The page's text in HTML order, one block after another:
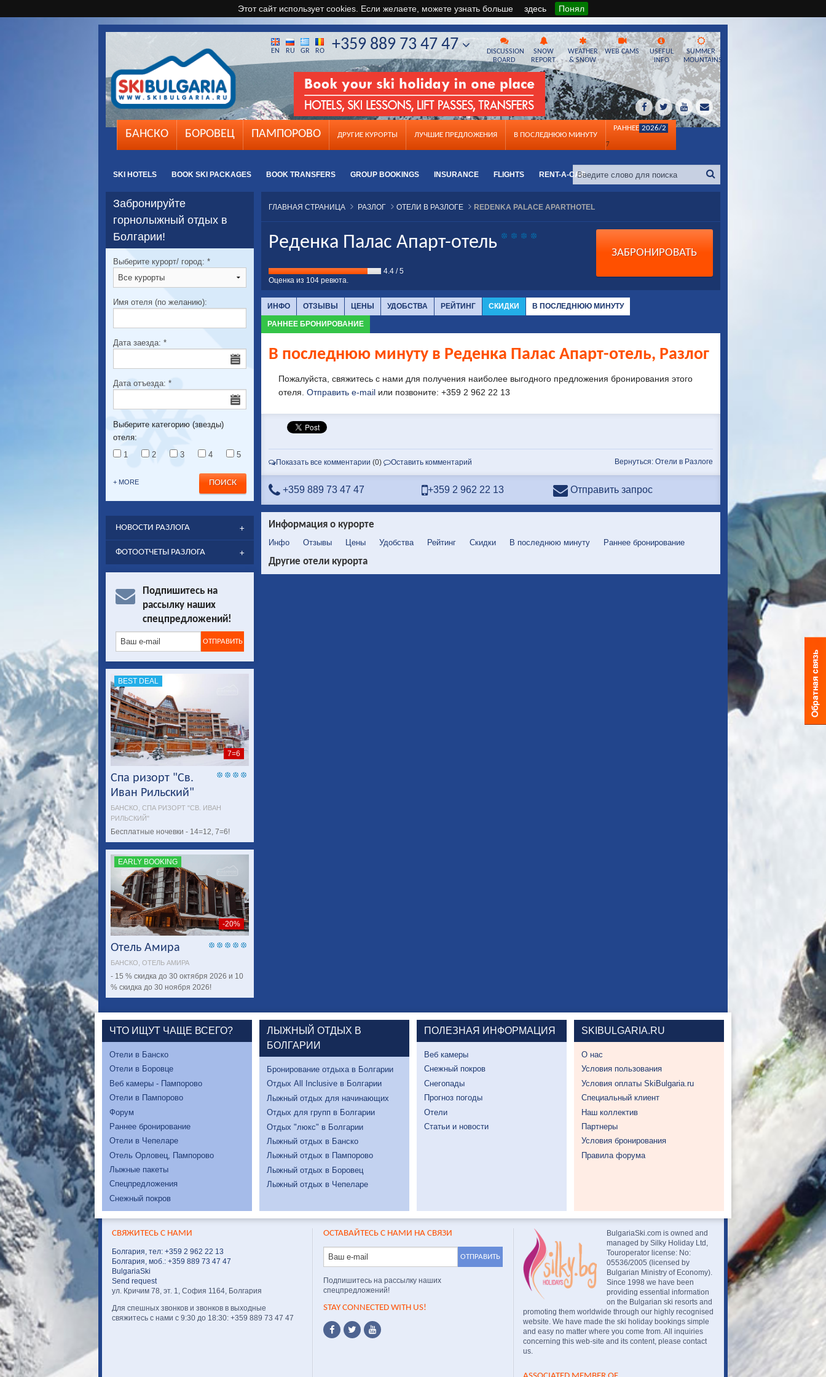
Этот сайт использует cookies. Если желаете, можете узнать больше здесь Понял
БАНСКО БОРОВЕЦ ПАМПОРОВО ДРУГИЕ КУРОРТЫ ЛУЧШИЕ ПРЕДЛОЖЕНИЯ B ПОСЛЕДНЮЮ МИНУТУ
РАННЕЕ 2026/2
7
SKI HOTELS BOOK SKI PACKAGES BOOK TRANSFERS GROUP BOOKINGS INSURANCE FLIGHTS RENT-A-CAR
DISCUSSION
BOARD
SNOW
REPORT
WEATHER
& SNOW
WEB CAMS
USEFUL
INFO
SUMMER
MOUNTAINS
EN RU GR RO +359 889 73 47 47
ГЛАВНАЯ СТРАНИЦА РАЗЛОГ ОТЕЛИ В РАЗЛОГЕ REDENKA PALACE APARTHOTEL
ЗАБРОНИРОВАТЬ
Реденка Палас Апарт-отель
4.4 / 5
Оценка из 104 ревюта.
ИНФО ОТЗЫВЫ ЦЕНЫ УДОБСТВА РЕЙТИНГ СКИДКИ В ПОСЛЕДНЮЮ МИНУТУ
РАННЕЕ БРОНИРОВАНИЕ
В последнюю минуту в Реденка Палас Апарт-отель, Разлог
Пожалуйста, свяжитесь с нами для получения наиболее выгодного предложения бронирования этого
отеля. Отправить e-mail или позвоните: +359 2 962 22 13
Вернуться: Отели в Разлоге
Показать все комментарии (0) Оставить комментарий
+359 889 73 47 47 +359 2 962 22 13 Отправить запрос
Информация о курорте
Инфо Отзывы Цены Удобства Рейтинг Скидки В последнюю минуту Раннее бронирование
Другие отели курорта
Забронируйте
горнолыжный отдых в
Болгарии!
Выберите курорт/ город: *
Имя отеля (по желанию):
Дата заезда: *
Дата отъезда: *
Выберите категорию (звезды)
отеля:
1
2 3 4 5
+ MORE
НОВОСТИ РАЗЛОГА
ФОТООТЧЕТЫ РАЗЛОГА
Подпишитесь на
рассылку наших
спецпредложений!
BEST DEAL
7=6
Спа ризорт "Св.
Иван Рильский"
БАНСКО, СПА РИЗОРТ "СВ. ИВАН
РИЛЬСКИЙ"
Бесплатные ночевки - 14=12, 7=6!
EARLY BOOKING
-20%
Отель Амира
БАНСКО, ОТЕЛЬ АМИРА
- 15 % скидка до 30 октября 2026 и 10
% скидка до 30 ноября 2026!
ЧТО ИЩУТ ЧАЩЕ ВСЕГО?
Отели в Банско
Отели в Боровце
Веб камеры - Пампорово
Отели в Пампорово
Форум
Раннее бронирование
Отели в Чепеларе
Отель Орловец, Пампорово
Лыжные пакеты
Спецпредложения
Снежный покров
ЛЫЖНЫЙ ОТДЫХ В
БОЛГАРИИ
Бронирование отдыха в Болгарии
Отдых All Inclusive в Болгарии
Лыжный отдых для начинающих
Отдых для групп в Болгарии
Отдых "люкс" в Болгарии
Лыжный отдых в Банско
Лыжный отдых в Пампорово
Лыжный отдых в Боровец
Лыжный отдых в Чепеларе
ПОЛЕЗНАЯ ИНФОРМАЦИЯ
Веб камеры
Снежный покров
Снегопады
Прогноз погоды
Отели
Статьи и новости
SKIBULGARIA.RU
О нас
Условия пользования
Условия оплаты SkiBulgaria.ru
Специальный клиент
Наш коллектив
Партнеры
Условия бронирования
Правила форума
СВЯЖИТЕСЬ С НАМИ
Болгария, тел: +359 2 962 22 13
Болгария, моб.: +359 889 73 47 47
BulgariaSki
Send request
ул. Кричим 78, эт. 1, София 1164, Болгария
Для спешных звонков и звонков в выходные
свяжитесь с нами с 9:30 до 18:30: +359 889 73 47 47
ОСТАВАЙТЕСЬ С НАМИ НА СВЯЗИ
Подпишитесь на рассылку наших
спецпредложений!
STAY CONNECTED WITH US!
BulgariaSki.com is owned and
managed by Silky Holiday Ltd,
Touroperator license: No:
05536/2005 (licensed by
Bulgarian Ministry of Economy).
Since 1998 we have been
providing essential information
on the Bulgarian ski resorts and
promoting them worldwide through our highly recognised
website. We have made the ski holiday bookings simple
and easy no matter where you come from. All inquiries
concerning this web-site and its content, please contact
us.